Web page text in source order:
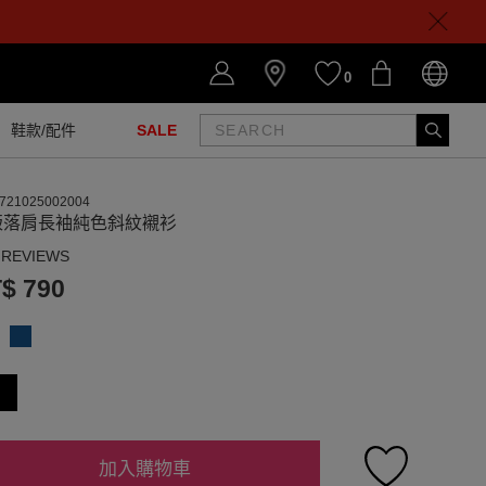
0
鞋款/配件 SALE
肩長袖純色斜紋襯衫
790
加入購物車